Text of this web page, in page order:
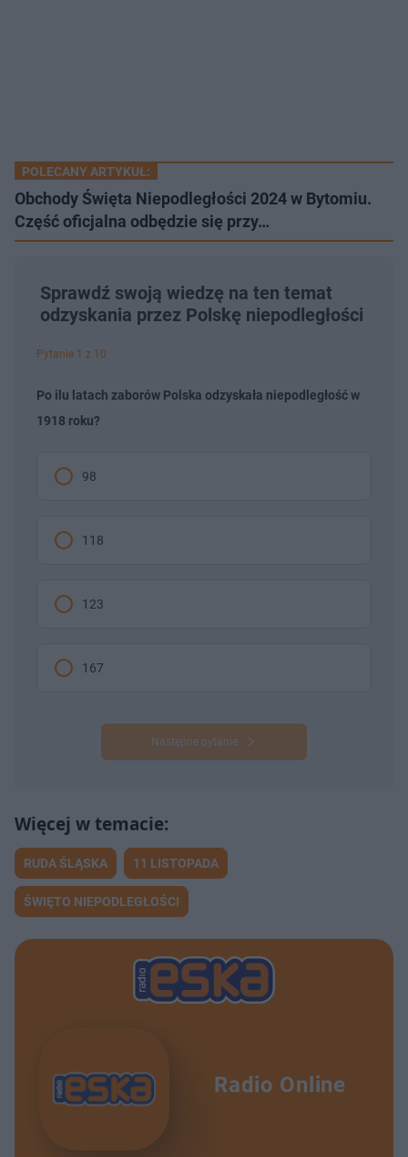
POLECANY ARTYKUŁ:
Obchody Święta Niepodległości 2024 w Bytomiu.
Część oficjalna odbędzie się przy…
Sprawdź swoją wiedzę na ten temat
odzyskania przez Polskę niepodległości
Pytanie 1 z 10
Po ilu latach zaborów Polska odzyskała niepodległość w
1918 roku?
98
118
123
167
Następne pytanie
RUDA ŚLĄSKA 11 LISTOPADA
ŚWIĘTO NIEPODLEGŁOŚCI
Radio Online